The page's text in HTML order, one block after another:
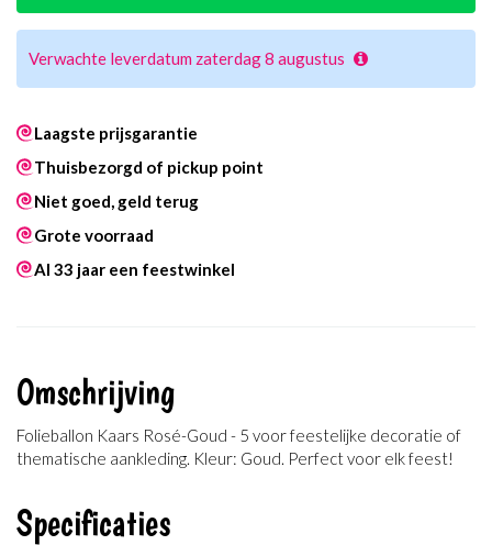
Verwachte leverdatum zaterdag 8 augustus
Laagste prijsgarantie
Thuisbezorgd of pickup point
Niet goed, geld terug
Grote voorraad
Al 33 jaar een feestwinkel
Omschrijving
Folieballon Kaars Rosé-Goud - 5 voor feestelijke decoratie of
thematische aankleding. Kleur: Goud. Perfect voor elk feest!
Specificaties